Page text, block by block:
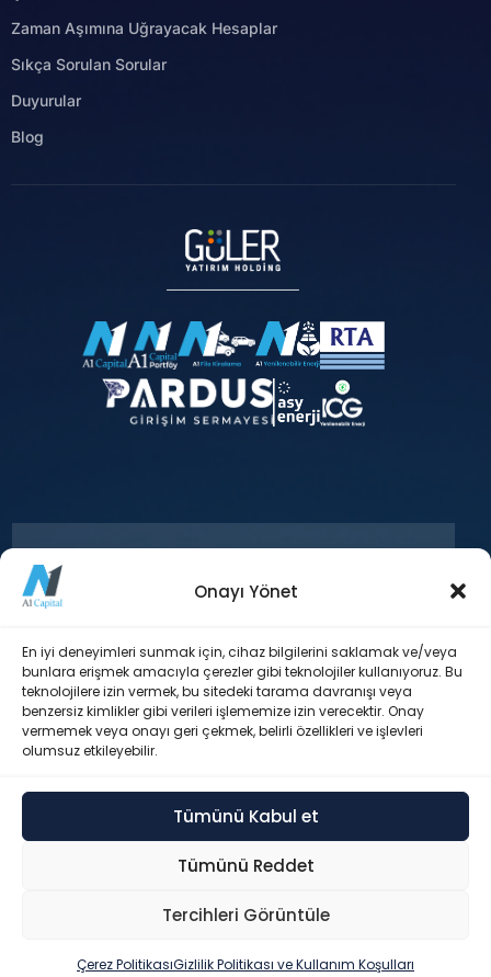
Onayı Yönet
En iyi deneyimleri sunmak için, cihaz bilgilerini saklamak ve/veya
bunlara erişmek amacıyla çerezler gibi teknolojiler kullanıyoruz. Bu
teknolojilere izin vermek, bu sitedeki tarama davranışı veya
benzersiz kimlikler gibi verileri işlememize izin verecektir. Onay
vermemek veya onayı geri çekmek, belirli özellikleri ve işlevleri
olumsuz etkileyebilir.
Tümünü Kabul et
Tümünü Reddet
Tercihleri Görüntüle
Çerez PolitikasıGizlilik Politikası ve Kullanım Koşulları
Zaman Aşımına Uğrayacak Hesaplar
Sıkça Sorulan Sorular
Duyurular
Blog
+90 212 371 18 00
Esentepe Mah. Büyükdere Cad. Levent
Plaza Blok No: 173 İç Kapı No: 29 Şişli /
İstanbul
info@a1capital.com.tr
© 2026 A1 Capital Yatırım Menkul Değerler A.Ş. – Tüm hakları
Hızlı İşlemler ▸